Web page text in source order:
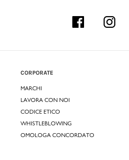
CORPORATE
MARCHI
LAVORA CON NOI
CODICE ETICO
WHISTLEBLOWING
OMOLOGA CONCORDATO